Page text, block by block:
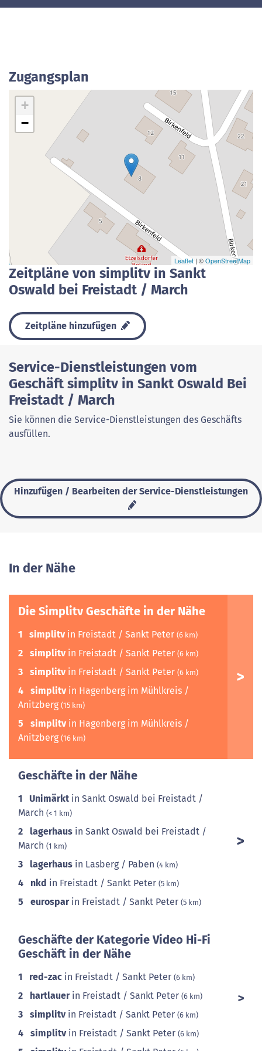
Zugangsplan
+
−
Leaflet | ©OpenStreetMap
Zeitpläne von simplitv in Sankt
Oswald bei Freistadt / March
Zeitpläne hinzufügen
Service-Dienstleistungen vom
Geschäft simplitv in Sankt Oswald Bei
Freistadt / March
Sie können die Service-Dienstleistungen des Geschäfts
ausfüllen.
Hinzufügen / Bearbeiten der Service-Dienstleistungen
In der Nähe
Die Simplitv Geschäfte in der Nähe
1 simplitvin Freistadt / Sankt Peter (6 km)
2 simplitvin Freistadt / Sankt Peter (6 km)
3 simplitvin Freistadt / Sankt Peter (6 km)
4 simplitvin Hagenberg im Mühlkreis /
Anitzberg (15 km)
5 simplitvin Hagenberg im Mühlkreis /
Anitzberg (16 km)
Geschäfte in der Nähe
1 Unimärkt in Sankt Oswald bei Freistadt /
March (< 1 km)
2 lagerhaus in Sankt Oswald bei Freistadt /
March (1 km)
3 lagerhaus in Lasberg / Paben (4 km)
4 nkd in Freistadt / Sankt Peter (5 km)
5 eurosparin Freistadt / Sankt Peter (5 km)
Geschäfte der Kategorie Video Hi-Fi
Geschäft in der Nähe
1 red-zac in Freistadt / Sankt Peter (6 km)
2 hartlauerin Freistadt / Sankt Peter (6 km)
3 simplitvin Freistadt / Sankt Peter (6 km)
4 simplitvin Freistadt / Sankt Peter (6 km)